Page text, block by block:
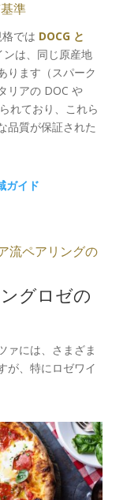
準
では DOCG と
ンは、同じ原産地
ります（スパーク
リアの DOC や
れており、これら
品質が保証された
ガイド
流ペアリングの
グロゼの
ァには、さまざま
が、特にロゼワイ